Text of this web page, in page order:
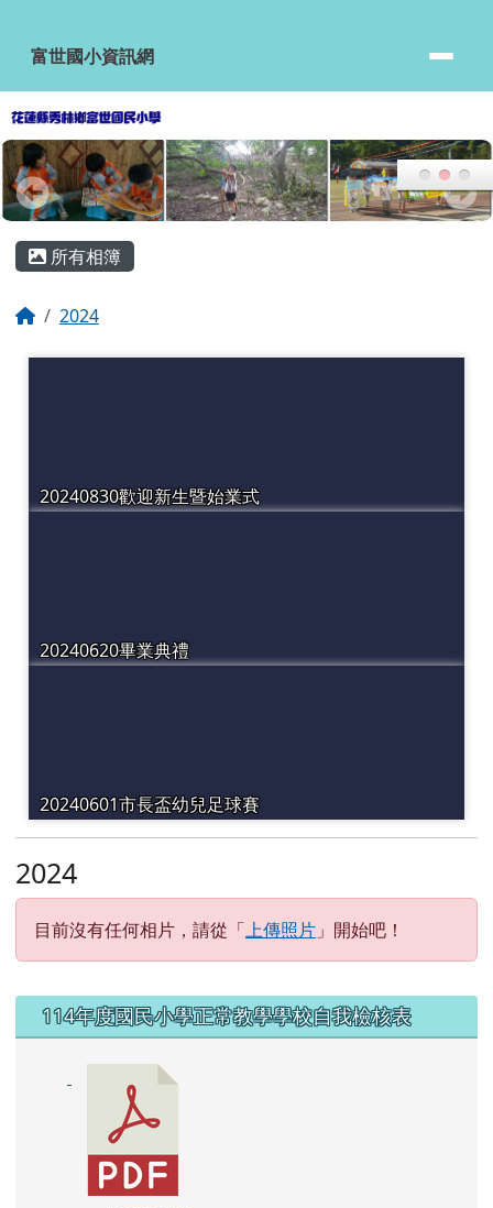
富世國小資訊網
主內容區域
所有相簿
回首頁
2024
20240830歡迎新生暨始業式
20240620畢業典禮
20240601市長盃幼兒足球賽
2024
目前沒有任何相片，請從「上傳照片 」開始吧！
左邊區域內容
114年度國民小學正常教學學校自我檢核表
頁尾區域